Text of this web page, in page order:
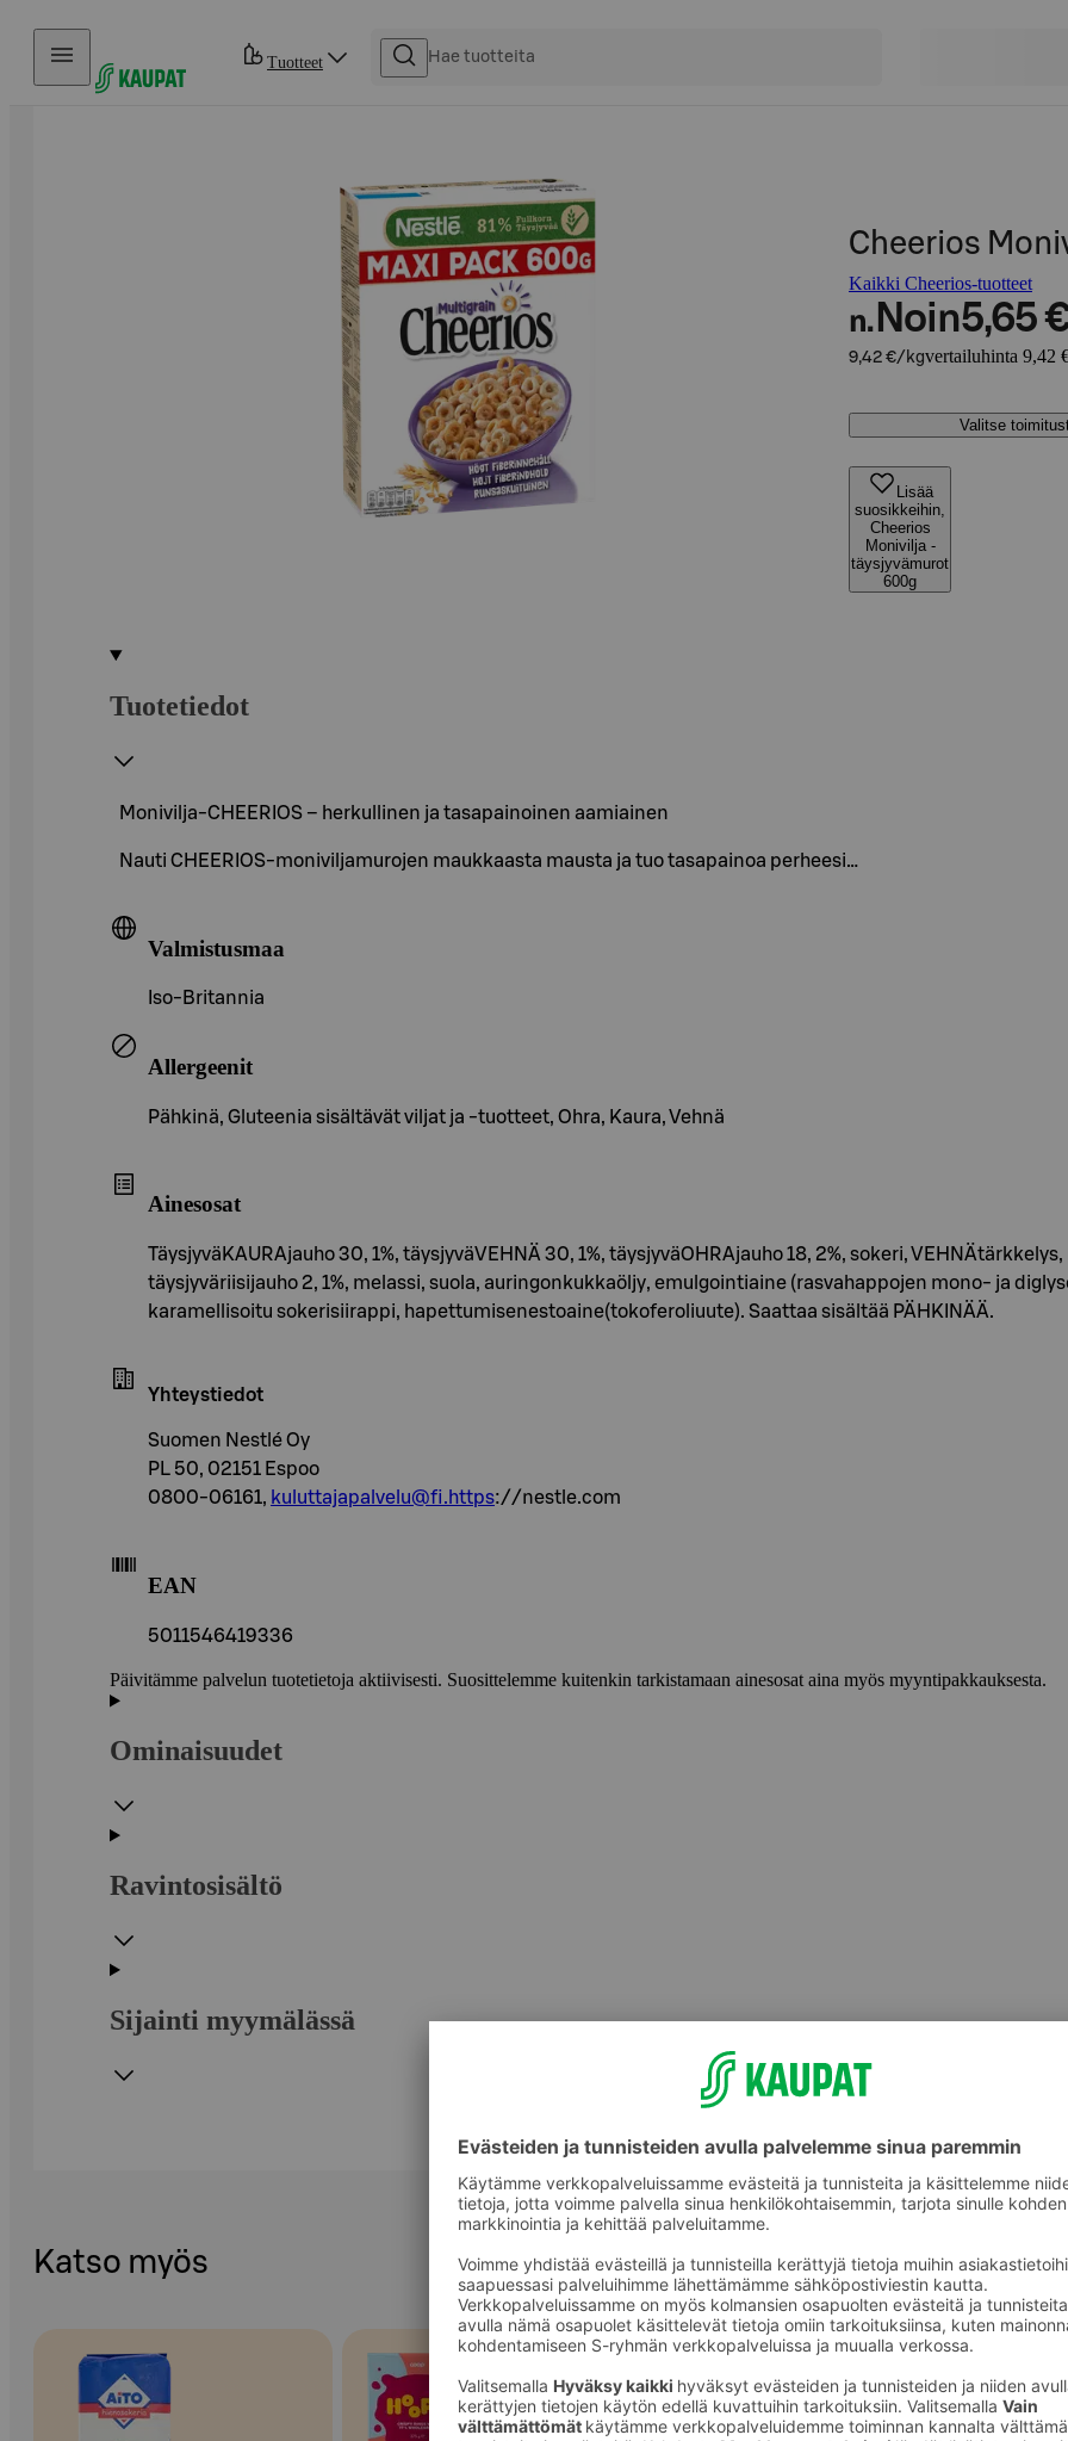
Hyppää sisältöön
Tuotteet
Cheerios
Kaikki Cheerios-tuotteet
n. Noin5,65
9,42 €/kgvertailuhinta 9,42
Valitse
Lisää
suosikkeihin,
Cheerios
Monivilja -
täysjyvämurot
600g
Tuotetiedot
Monivilja-CHEERIOS – herkullinen ja tasapainoinen aamiainen
Nauti CHEERIOS-moniviljamurojen maukkaasta mausta ja tuo tasapainoa perheesi…
Valmistusmaa
Iso-Britannia
Allergeenit
Pähkinä, Gluteenia sisältävät viljat ja -tuotteet, Ohra, Kaura, Vehnä
Ainesosat
TäysjyväKAURAjauho 30, 1%, täysjyväVEHNÄ 30, 1%, täysjyväOHRAjauho 18, 2%, sokeri,
täysjyväriisijauho 2, 1%, melassi, suola, auringonkukkaöljy, emulgointiaine (rasvahappojen mono- ja
karamellisoitu sokerisiirappi, hapettumisenestoaine(tokoferoliuute). Saattaa sisältää PÄHKINÄÄ.
Yhteystiedot
Suomen Nestlé Oy
PL 50, 02151 Espoo
0800-06161, kuluttajapalvelu@fi.https://nestle.com
EAN
5011546419336
Päivitämme palvelun tuotetietoja aktiivisesti. Suosittelemme kuitenkin tarkistamaan ainesosat aina myös myyntipakkauksesta.
Ominaisuudet
Ravintosisältö
Sijainti myymälässä
Katso myös